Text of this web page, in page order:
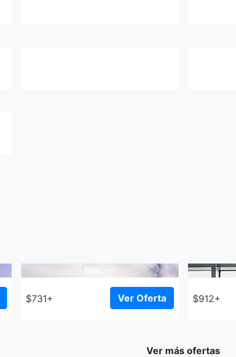
$731+ Ver Oferta $912+
Ver más ofertas